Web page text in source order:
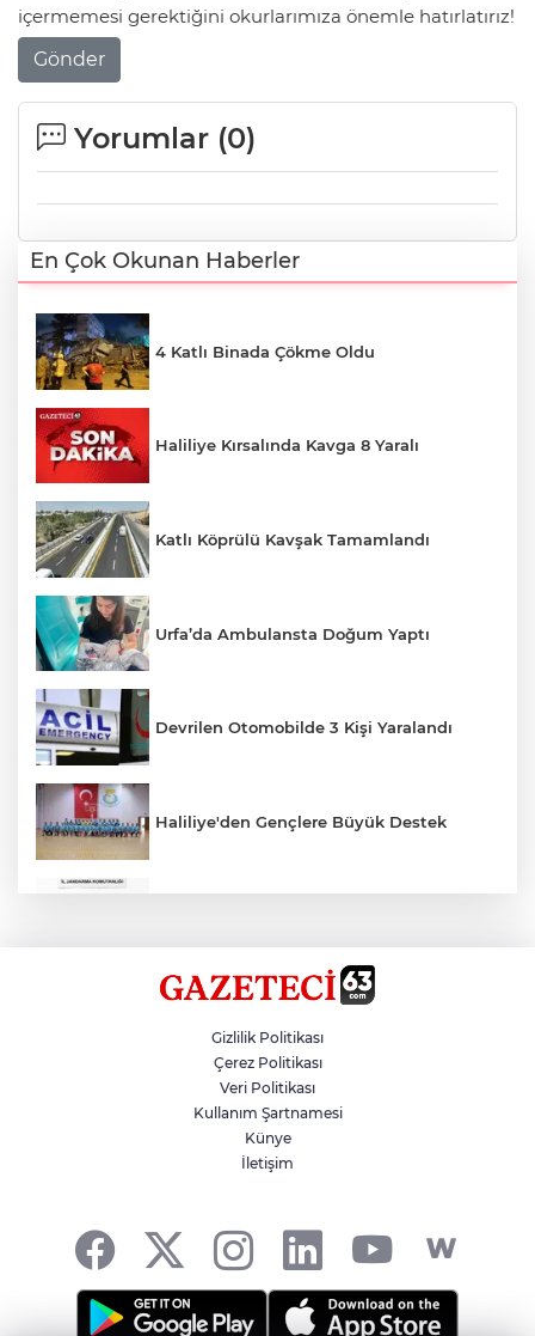
içermemesi gerektiğini okurlarımıza önemle hatırlatırız!
Gönder
Yorumlar (0)
En Çok Okunan Haberler
4 Katlı Binada Çökme Oldu
Haliliye Kırsalında Kavga 8 Yaralı
Katlı Köprülü Kavşak Tamamlandı
Urfa’da Ambulansta Doğum Yaptı
Devrilen Otomobilde 3 Kişi Yaralandı
Haliliye'den Gençlere Büyük Destek
Hikmet Başak’tan Ulaşım Çalışması
Atatürk Bulvarında Asfalt Yenileniyor
Gizlilik Politikası
Çerez Politikası
Veri Politikası
Kullanım Şartnamesi
Künye
İletişim